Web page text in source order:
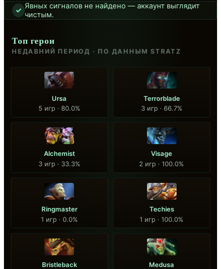
✓ Явных сигналов не найдено — аккаунт выглядит
чистым.
Топ герои
НЕДАВНИЙ ПЕРИОД · ПО ДАННЫМ STRATZ
Ursa
5 игр · 80.0%
Terrorblade
3 игр · 66.7%
Alchemist
3 игр · 33.3%
Visage
2 игр · 100.0%
Ringmaster
1 игр · 0.0%
Techies
1 игр · 100.0%
Bristleback
Medusa